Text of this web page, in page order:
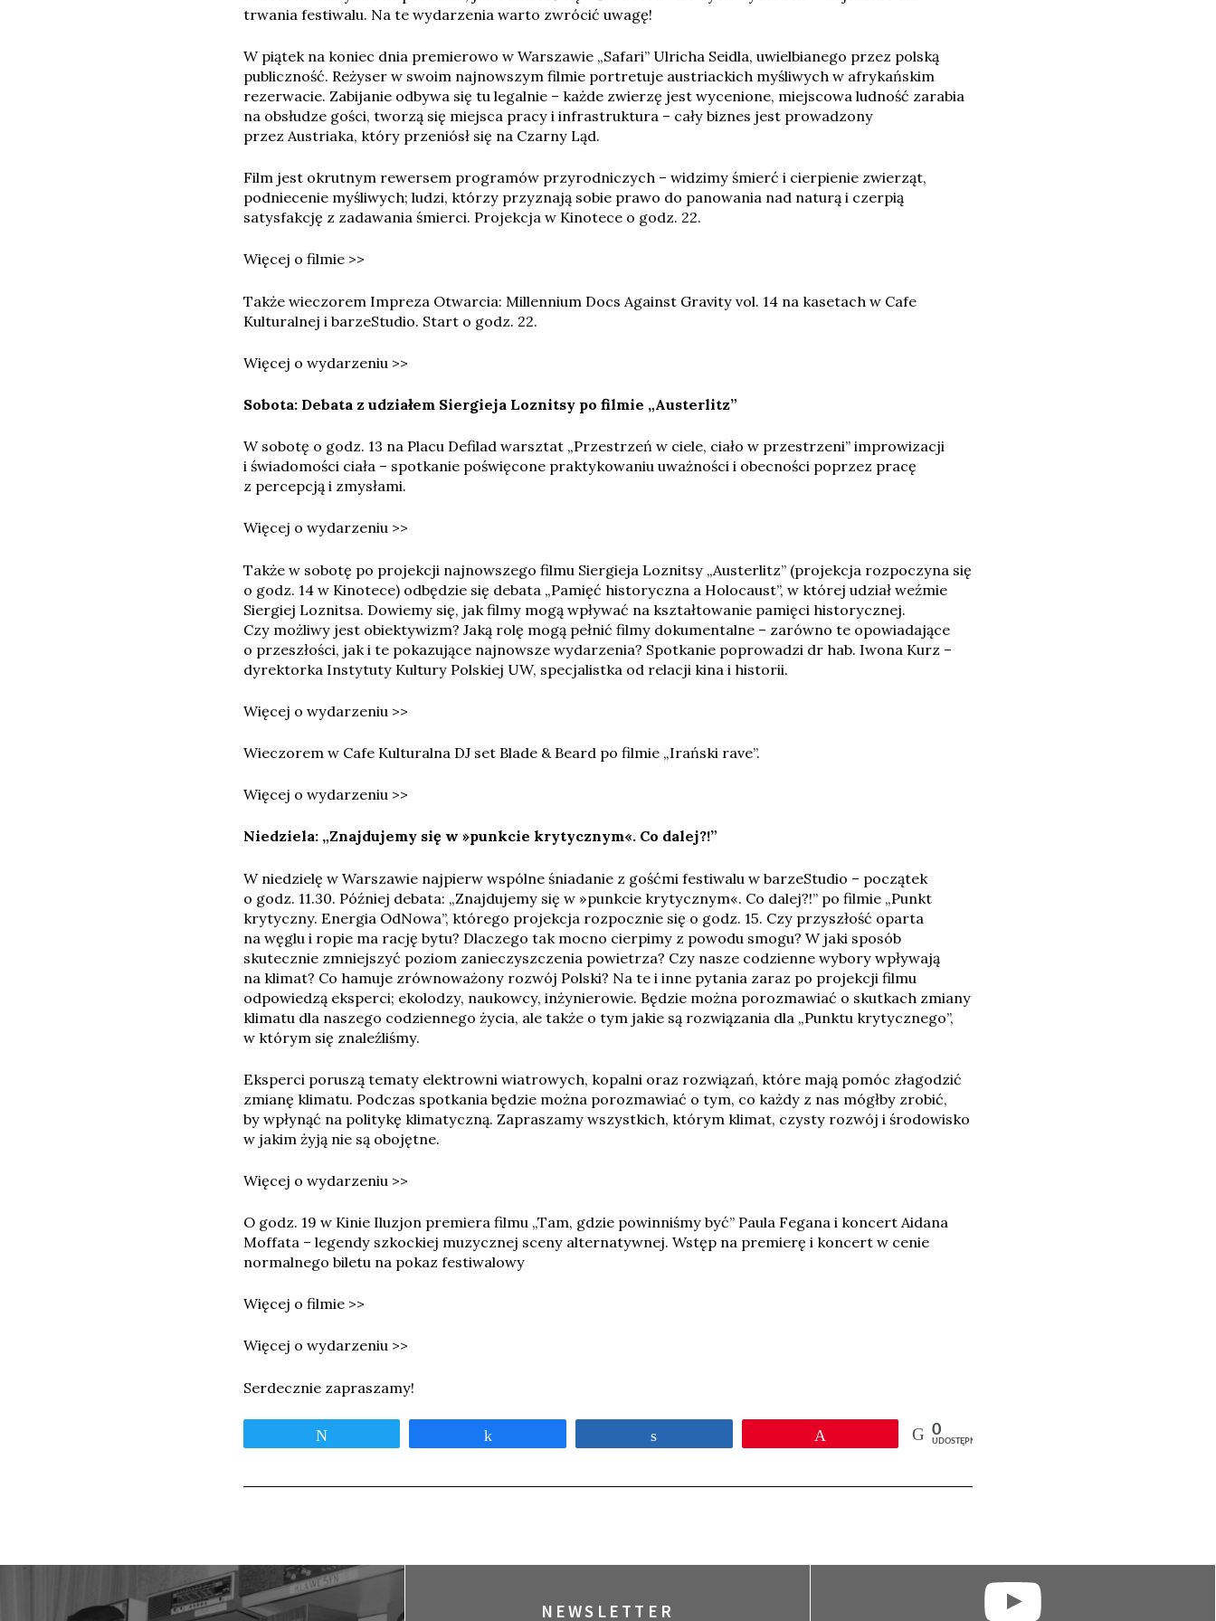
trwania festiwalu. Na te wydarzenia warto zwrócić uwagę!
W piątek na koniec dnia premierowo w Warszawie „Safari” Ulricha Seidla, uwielbianego przez polską
publiczność. Reżyser w swoim najnowszym filmie portretuje austriackich myśliwych w afrykańskim
rezerwacie. Zabijanie odbywa się tu legalnie – każde zwierzę jest wycenione, miejscowa ludność zarabia
na obsłudze gości, tworzą się miejsca pracy i infrastruktura – cały biznes jest prowadzony
przez Austriaka, który przeniósł się na Czarny Ląd.
Film jest okrutnym rewersem programów przyrodniczych – widzimy śmierć i cierpienie zwierząt,
podniecenie myśliwych; ludzi, którzy przyznają sobie prawo do panowania nad naturą i czerpią
satysfakcję z zadawania śmierci. Projekcja w Kinotece o godz. 22.
Więcej o filmie >>
Także wieczorem Impreza Otwarcia: Millennium Docs Against Gravity vol. 14 na kasetach w Cafe
Kulturalnej i barzeStudio. Start o godz. 22.
Więcej o wydarzeniu >>
Sobota: Debata z udziałem Siergieja Loznitsy po filmie „Austerlitz”
W sobotę o godz. 13 na Placu Defilad warsztat „Przestrzeń w ciele, ciało w przestrzeni” improwizacji
i świadomości ciała – spotkanie poświęcone praktykowaniu uważności i obecności poprzez pracę
z percepcją i zmysłami.
Więcej o wydarzeniu >>
Także w sobotę po projekcji najnowszego filmu Siergieja Loznitsy „Austerlitz” (projekcja rozpoczyna się
o godz. 14 w Kinotece) odbędzie się debata „Pamięć historyczna a Holocaust”, w której udział weźmie
Siergiej Loznitsa. Dowiemy się, jak filmy mogą wpływać na kształtowanie pamięci historycznej.
Czy możliwy jest obiektywizm? Jaką rolę mogą pełnić filmy dokumentalne – zarówno te opowiadające
o przeszłości, jak i te pokazujące najnowsze wydarzenia? Spotkanie poprowadzi dr hab. Iwona Kurz –
dyrektorka Instytuty Kultury Polskiej UW, specjalistka od relacji kina i historii.
Więcej o wydarzeniu >>
Wieczorem w Cafe Kulturalna DJ set Blade & Beard po filmie „Irański rave”.
Więcej o wydarzeniu >>
Niedziela: „Znajdujemy się w »punkcie krytycznym«. Co dalej?!”
W niedzielę w Warszawie najpierw wspólne śniadanie z gośćmi festiwalu w barzeStudio – początek
o godz. 11.30. Później debata: „Znajdujemy się w »punkcie krytycznym«. Co dalej?!” po filmie „Punkt
krytyczny. Energia OdNowa”, którego projekcja rozpocznie się o godz. 15. Czy przyszłość oparta
na węglu i ropie ma rację bytu? Dlaczego tak mocno cierpimy z powodu smogu? W jaki sposób
skutecznie zmniejszyć poziom zanieczyszczenia powietrza? Czy nasze codzienne wybory wpływają
na klimat? Co hamuje zrównoważony rozwój Polski? Na te i inne pytania zaraz po projekcji filmu
odpowiedzą eksperci; ekolodzy, naukowcy, inżynierowie. Będzie można porozmawiać o skutkach zmiany
klimatu dla naszego codziennego życia, ale także o tym jakie są rozwiązania dla „Punktu krytycznego”,
w którym się znaleźliśmy.
Eksperci poruszą tematy elektrowni wiatrowych, kopalni oraz rozwiązań, które mają pomóc złagodzić
zmianę klimatu. Podczas spotkania będzie można porozmawiać o tym, co każdy z nas mógłby zrobić,
by wpłynąć na politykę klimatyczną. Zapraszamy wszystkich, którym klimat, czysty rozwój i środowisko
w jakim żyją nie są obojętne.
Więcej o wydarzeniu >>
O godz. 19 w Kinie Iluzjon premiera filmu „Tam, gdzie powinniśmy być” Paula Fegana i koncert Aidana
Moffata – legendy szkockiej muzycznej sceny alternatywnej. Wstęp na premierę i koncert w cenie
normalnego biletu na pokaz festiwalowy
Więcej o filmie >>
Więcej o wydarzeniu >>
Serdecznie zapraszamy!
0
UDOSTĘPNIEŃ
NEWSLETTER